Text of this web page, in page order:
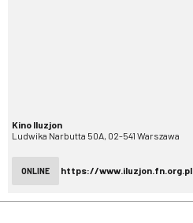
Kino Iluzjon
Ludwika Narbutta 50A, 02-541 Warszawa
ONLINE https://www.iluzjon.fn.org.pl